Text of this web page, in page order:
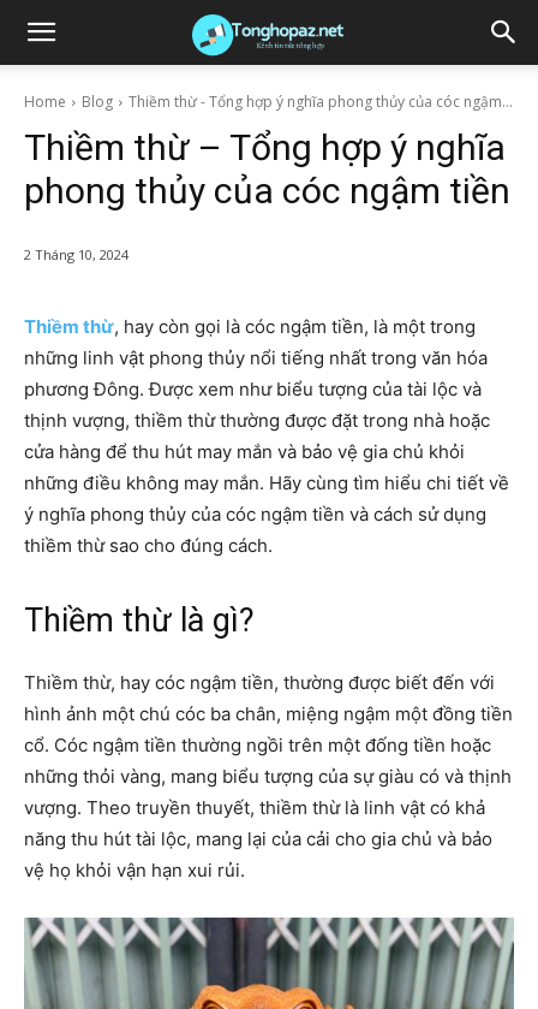
Home Blog Thiềm thừ - Tổng hợp ý nghĩa phong thủy của cóc ngậm...
Thiềm thừ – Tổng hợp ý nghĩa
phong thủy của cóc ngậm tiền
2 Tháng 10, 2024
Thiềm thừ, hay còn gọi là cóc ngậm tiền, là một trong
những linh vật phong thủy nổi tiếng nhất trong văn hóa
phương Đông. Được xem như biểu tượng của tài lộc và
thịnh vượng, thiềm thừ thường được đặt trong nhà hoặc
cửa hàng để thu hút may mắn và bảo vệ gia chủ khỏi
những điều không may mắn. Hãy cùng tìm hiểu chi tiết về
ý nghĩa phong thủy của cóc ngậm tiền và cách sử dụng
thiềm thừ sao cho đúng cách.
Thiềm thừ là gì?
Thiềm thừ, hay cóc ngậm tiền, thường được biết đến với
hình ảnh một chú cóc ba chân, miệng ngậm một đồng tiền
cổ. Cóc ngậm tiền thường ngồi trên một đống tiền hoặc
những thỏi vàng, mang biểu tượng của sự giàu có và thịnh
vượng. Theo truyền thuyết, thiềm thừ là linh vật có khả
năng thu hút tài lộc, mang lại của cải cho gia chủ và bảo
vệ họ khỏi vận hạn xui rủi.